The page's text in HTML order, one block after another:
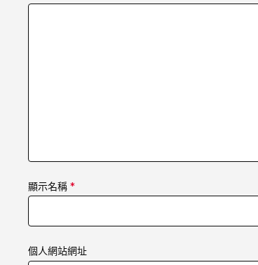
顯示名稱 *
個人網站網址